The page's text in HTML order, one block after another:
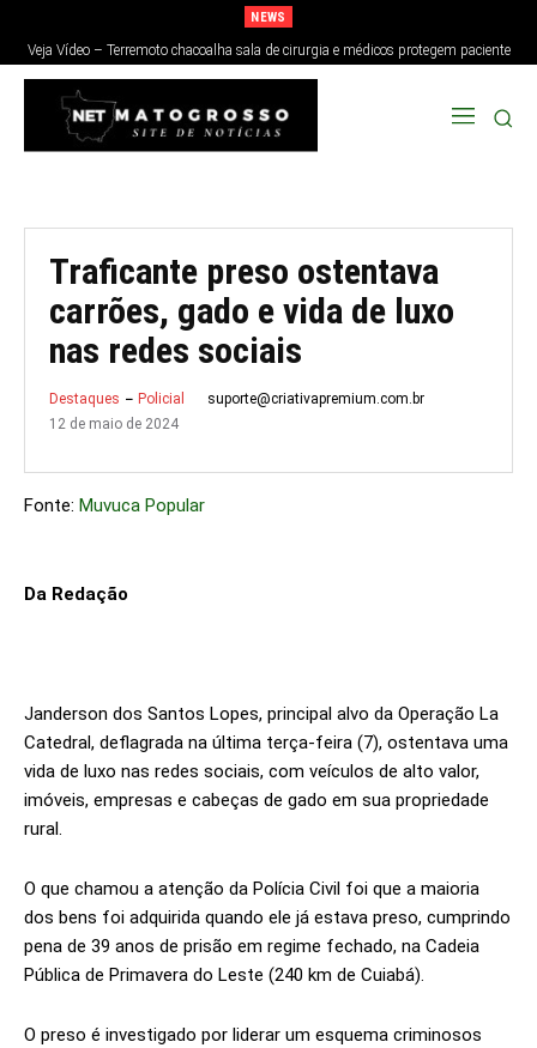
NEWS
Veja Vídeo – Terremoto chacoalha sala de cirurgia e médicos protegem paciente
no Japão; veja
Traficante preso ostentava
carrões, gado e vida de luxo
nas redes sociais
Destaques Policial
suporte@criativapremium.com.br
12 de maio de 2024
Fonte: Muvuca Popular
Da Redação
Janderson dos Santos Lopes, principal alvo da Operação La
Catedral, deflagrada na última terça-feira (7), ostentava uma
vida de luxo nas redes sociais, com veículos de alto valor,
imóveis, empresas e cabeças de gado em sua propriedade
rural.
O que chamou a atenção da Polícia Civil foi que a maioria
dos bens foi adquirida quando ele já estava preso, cumprindo
pena de 39 anos de prisão em regime fechado, na Cadeia
Pública de Primavera do Leste (240 km de Cuiabá).
O preso é investigado por liderar um esquema criminosos